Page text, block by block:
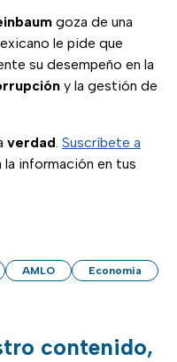
goza de una
le pide que
su desempeño en la
y la gestión de
verdad. Suscríbete a
la información en tus
AMLO
Economía
contenido,